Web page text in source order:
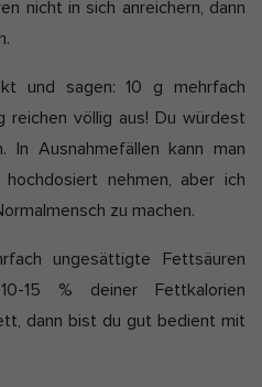
nicht in sich anreichern, dann
und sagen: 10 g mehrfach
reichen völlig aus! Du würdest
Ausnahmefällen kann man
nehmen, aber ich
zu machen.
ungesättigte Fettsäuren
15 % deiner Fettkalorien
dann bist du gut bedient mit